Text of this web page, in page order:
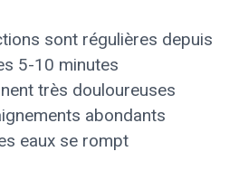
sont régulières depuis
5-10 minutes
très douloureuses
abondants
eaux se rompt